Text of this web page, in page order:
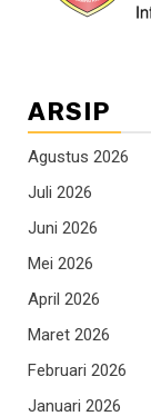
ARSIP
Agustus 2026
Juli 2026
Juni 2026
Mei 2026
April 2026
Maret 2026
Februari 2026
Januari 2026